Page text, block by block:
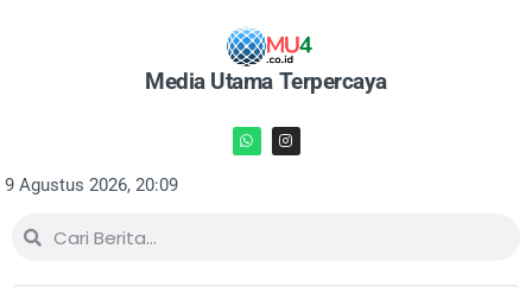
Media Utama Terpercaya
9 Agustus 2026, 20:09